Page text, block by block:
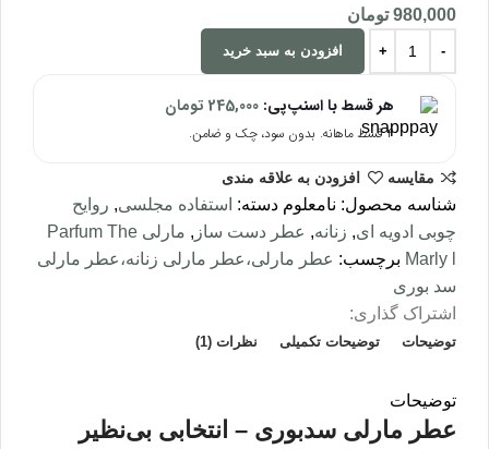
980,000 تومان
افزودن به سبد خرید
هر قسط با اسنپ‌پی: 245,000 تومان
۴ قسط ماهانه. بدون سود، چک و ضامن.
مقایسه افزودن به علاقه مندی
شناسه محصول: نامعلوم دسته: استفاده مجلسی, روایح
چوبی ادویه ای, زنانه, عطر دست ساز ,
مارلی Parfum The
Marly l برچسب: عطر مارلی،عطر مارلی زنانه،عطر مارلی
سد بوری
اشتراک گذاری:
توضیحات توضیحات تکمیلی نظرات (1)
توضیحات
عطر مارلی سدبوری – انتخابی بی‌نظیر